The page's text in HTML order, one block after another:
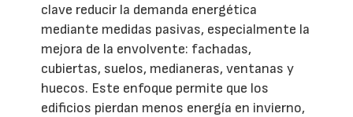
clave reducir la demanda energética
mediante medidas pasivas, especialmente la
mejora de la envolvente: fachadas,
cubiertas, suelos, medianeras, ventanas y
huecos. Este enfoque permite que los
edificios pierdan menos energía en invierno,